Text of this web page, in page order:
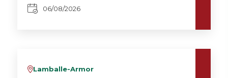
06/08/2026
vLamballe-Armor